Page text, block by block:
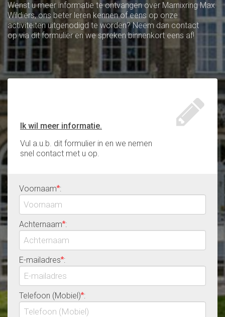
Wenst u meer informatie te ontvangen over Marnixring Max
Wildiers, ons beter leren kennen of eens op onze
activiteiten uitgenodigd te worden? Neem dan contact
op via dit formulier en we spreken binnenkort eens af!
Ik wil meer informatie.
Vul a.u.b. dit formulier in en we nemen
snel contact met u op.
Voornaam*:
Achternaam*:
E-mailadres*:
Telefoon (Mobiel)*: